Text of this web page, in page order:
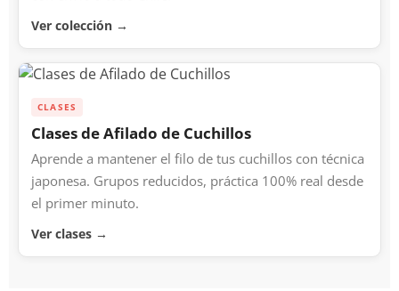
Ver colección →
CLASES
Clases de Afilado de Cuchillos
Aprende a mantener el filo de tus cuchillos con técnica
japonesa. Grupos reducidos, práctica 100% real desde
el primer minuto.
Ver clases →